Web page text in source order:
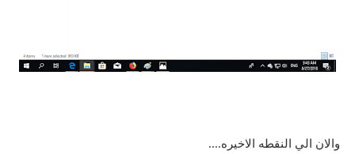
والان الي النقطه الاخيره....